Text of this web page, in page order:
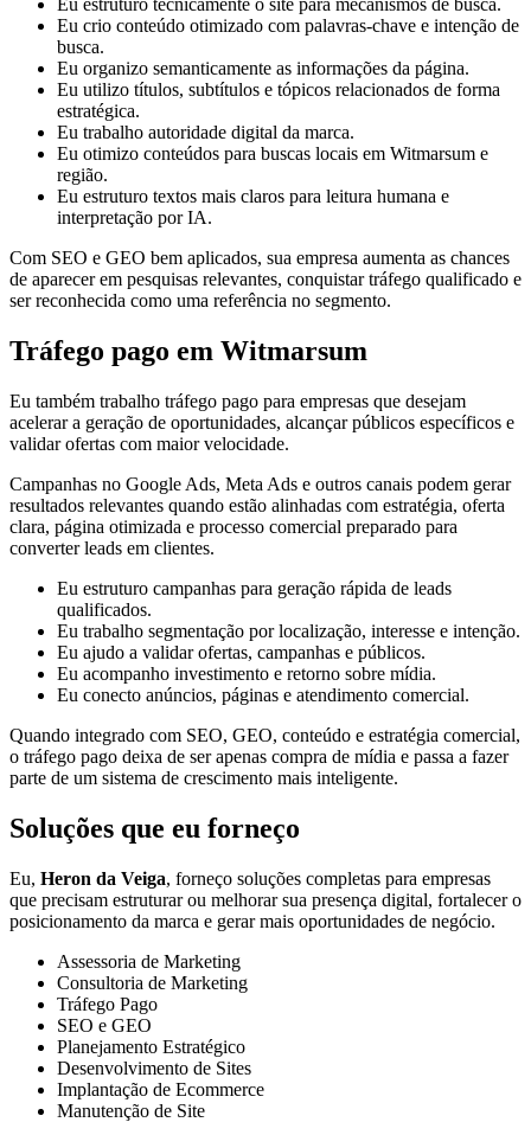
Eu estruturo tecnicamente o site para mecanismos de busca.
Eu crio conteúdo otimizado com palavras-chave e intenção de
busca.
Eu organizo semanticamente as informações da página.
Eu utilizo títulos, subtítulos e tópicos relacionados de forma
estratégica.
Eu trabalho autoridade digital da marca.
Eu otimizo conteúdos para buscas locais em Witmarsum e
região.
Eu estruturo textos mais claros para leitura humana e
interpretação por IA.
Com SEO e GEO bem aplicados, sua empresa aumenta as chances
de aparecer em pesquisas relevantes, conquistar tráfego qualificado e
ser reconhecida como uma referência no segmento.
Tráfego pago em Witmarsum
Eu também trabalho tráfego pago para empresas que desejam
acelerar a geração de oportunidades, alcançar públicos específicos e
validar ofertas com maior velocidade.
Campanhas no Google Ads, Meta Ads e outros canais podem gerar
resultados relevantes quando estão alinhadas com estratégia, oferta
clara, página otimizada e processo comercial preparado para
converter leads em clientes.
Eu estruturo campanhas para geração rápida de leads
qualificados.
Eu trabalho segmentação por localização, interesse e intenção.
Eu ajudo a validar ofertas, campanhas e públicos.
Eu acompanho investimento e retorno sobre mídia.
Eu conecto anúncios, páginas e atendimento comercial.
Quando integrado com SEO, GEO, conteúdo e estratégia comercial,
o tráfego pago deixa de ser apenas compra de mídia e passa a fazer
parte de um sistema de crescimento mais inteligente.
Soluções que eu forneço
Eu, Heron da Veiga, forneço soluções completas para empresas
que precisam estruturar ou melhorar sua presença digital, fortalecer o
posicionamento da marca e gerar mais oportunidades de negócio.
Assessoria de Marketing
Consultoria de Marketing
Tráfego Pago
SEO e GEO
Planejamento Estratégico
Desenvolvimento de Sites
Implantação de Ecommerce
Manutenção de Site